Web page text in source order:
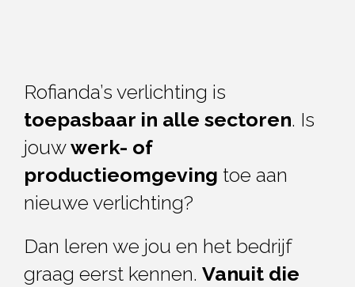
Rofianda’s verlichting is
toepasbaar in alle sectoren. Is
jouwwerk- of
productieomgeving toe aan
nieuwe verlichting?
Dan leren we jou en het bedrijf
graag eerst kennen. Vanuit die